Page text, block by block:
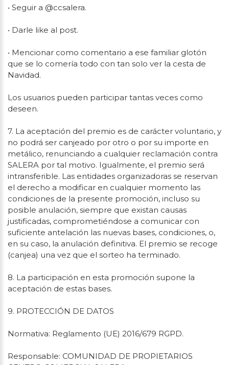
• Seguir a @ccsalera.
• Darle like al post.
• Mencionar como comentario a ese familiar glotón
que se lo comería todo con tan solo ver la cesta de
Navidad.
Los usuarios pueden participar tantas veces como
deseen.
7. La aceptación del premio es de carácter voluntario, y
no podrá ser canjeado por otro o por su importe en
metálico, renunciando a cualquier reclamación contra
SALERA por tal motivo. Igualmente, el premio será
intransferible. Las entidades organizadoras se reservan
el derecho a modificar en cualquier momento las
condiciones de la presente promoción, incluso su
posible anulación, siempre que existan causas
justificadas, comprometiéndose a comunicar con
suficiente antelación las nuevas bases, condiciones, o,
en su caso, la anulación definitiva. El premio se recoge
(canjea) una vez que el sorteo ha terminado.
8. La participación en esta promoción supone la
aceptación de estas bases.
9. PROTECCIÓN DE DATOS
Normativa: Reglamento (UE) 2016/679 RGPD.
Responsable: COMUNIDAD DE PROPIETARIOS